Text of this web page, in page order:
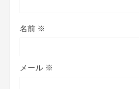
i
o
n
名前 ※
メール ※